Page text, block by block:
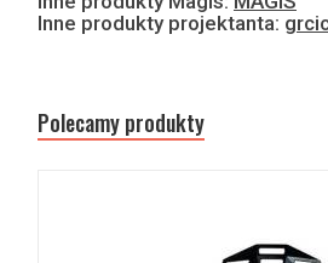
Inne produkty projektanta:
Polecamy produkty